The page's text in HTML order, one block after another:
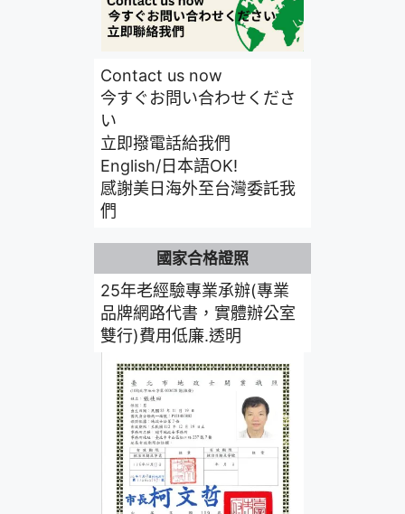
Contact us now
今すぐお問い合わせくださ
い
立即撥電話給我們
English/日本語OK!
感謝美日海外至台灣委託我
們
國家合格證照
25年老經驗專業承辦(專業
品牌網路代書，實體辦公室
雙行)費用低廉.透明